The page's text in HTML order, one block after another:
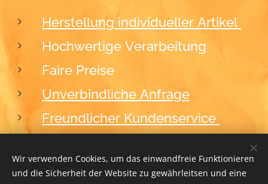
Herstellung individueller Artikel
Hochwertige Verarbeitung
Faire Preise
Unverbindliche Anfrage
Freundlicher Kundenservice
2012-2026BLACKFORM Cookies
Wir verwenden Cookies, um das einwandfreie Funktionieren
und die Sicherheit der Website zu gewährleitsen und eine